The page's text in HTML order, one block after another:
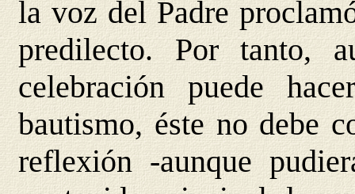
la voz del Padre
predilecto. Por tanto,
celebración puede
bautismo, éste no debe
reflexión -aunque